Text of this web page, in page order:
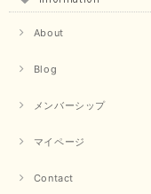
About
Blog
メンバーシップ
マイページ
Contact